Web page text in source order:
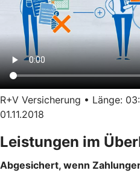
R+V Versicherung • Länge:
01.11.2018
Leistungen im
Abgesichert, wenn